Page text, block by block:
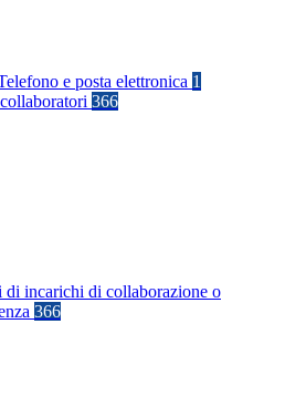
e posta elettronica 1
366
di incarichi di collaborazione o
366